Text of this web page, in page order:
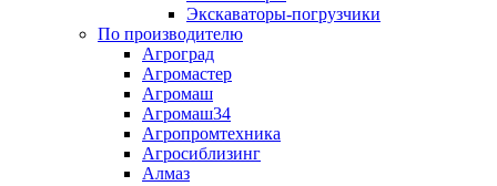
Экскаваторы-погрузчики
По производителю
Агроград
Агромастер
Агромаш
Агромаш34
Агропромтехника
Агросиблизинг
Алмаз